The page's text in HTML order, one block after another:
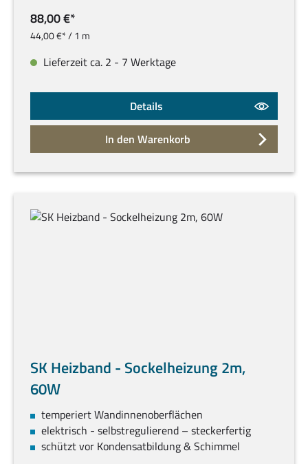
88,00 €*
44,00 €* / 1 m
Lieferzeit ca. 2 - 7 Werktage
Details
In den Warenkorb
SK Heizband - Sockelheizung 2m,
60W
temperiert Wandinnenoberflächen
elektrisch - selbstregulierend – steckerfertig
schützt vor Kondensatbildung & Schimmel